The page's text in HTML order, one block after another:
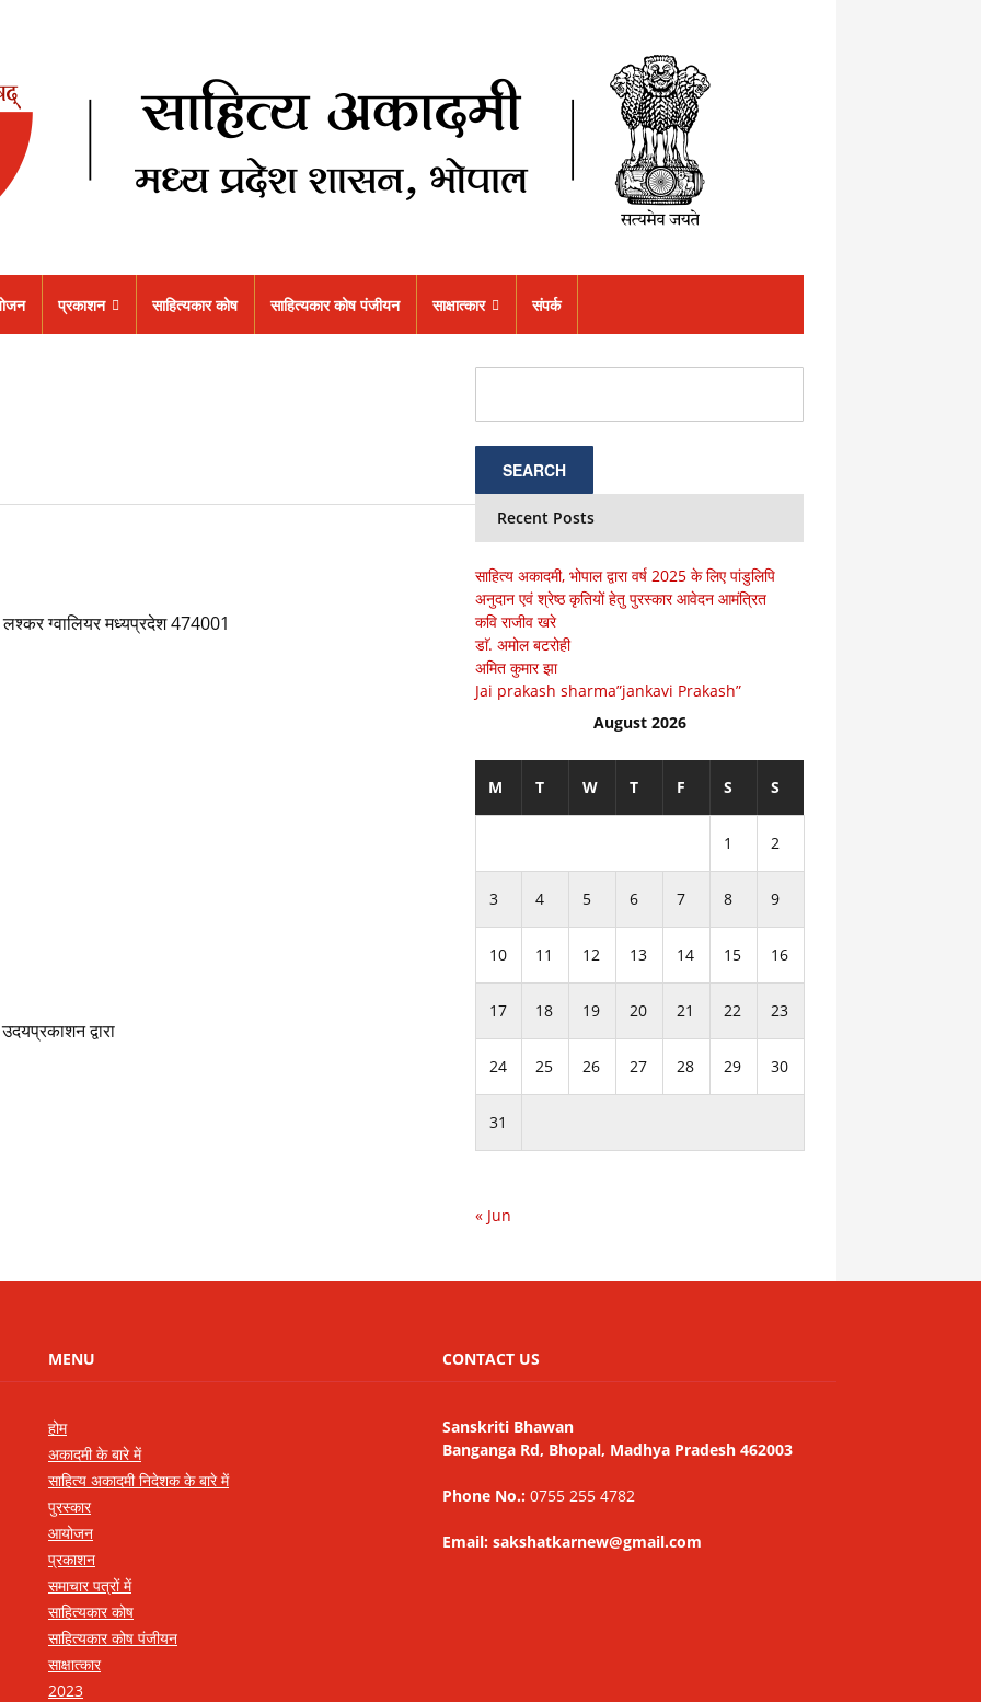
प्रकाशन साहित्यकार कोष साहित्यकार कोष पंजीयन साक्षात्कार संपर्क
ग्वालियर मध्यप्रदेश 474001
द्वारा
Recent Posts
साहित्य अकादमी, भोपाल द्वारा वर्ष 2025 के लिए पांडुलिपि
अनुदान एवं श्रेष्ठ कृतियों हेतु पुरस्कार आवेदन आमंत्रित
कवि राजीव खरे
डाॅ. अमोल बटरोही
अमित कुमार झा
Jai prakash sharma”jankavi Prakash”
August 2026
M T W T F S S
1 2
3 4 5 6 7 8 9
10 11 12 13 14 15 16
17 18 19 20 21 22 23
24 25 26 27 28 29 30
31
« Jun
MENU
होम
अकादमी के बारे में
साहित्य अकादमी निदेशक के बारे में
पुरस्कार
आयोजन
प्रकाशन
समाचार पत्रों में
साहित्यकार कोष
साहित्यकार कोष पंजीयन
साक्षात्कार
2023
CONTACT US
Sanskriti Bhawan
Banganga Rd, Bhopal, Madhya Pradesh 462003
Phone No.: 0755 255 4782
Email: sakshatkarnew@gmail.com